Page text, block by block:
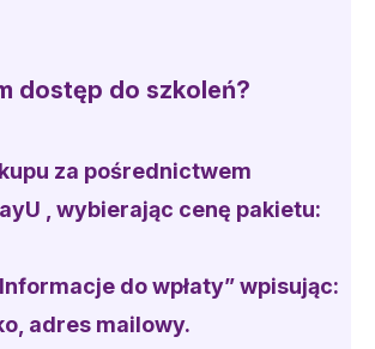
dostęp do szkoleń?
za pośrednictwem
, wybierając cenę pakietu:
do wpłaty” wpisując:
adres mailowy.